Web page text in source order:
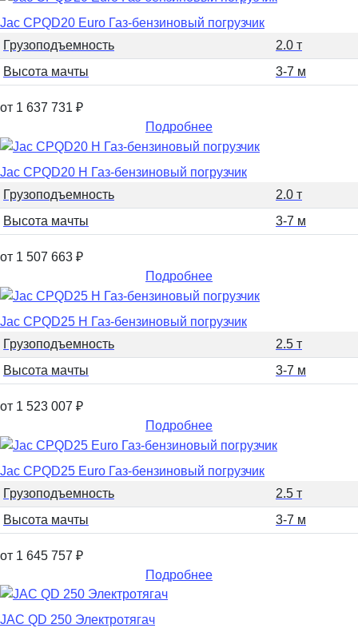
Jac CPQD20 Euro Газ-бензиновый погрузчик
Грузоподъемность
2.0 т
Высота мачты
3-7 м
от 1 637 731 ₽
Подробнее
Jac CPQD20 H Газ-бензиновый погрузчик
Грузоподъемность
2.0 т
Высота мачты
3-7 м
от 1 507 663 ₽
Подробнее
Jac CPQD25 H Газ-бензиновый погрузчик
Грузоподъемность
2.5 т
Высота мачты
3-7 м
от 1 523 007 ₽
Подробнее
Jac CPQD25 Euro Газ-бензиновый погрузчик
Грузоподъемность
2.5 т
Высота мачты
3-7 м
от 1 645 757 ₽
Подробнее
JAC QD 250 Электротягач